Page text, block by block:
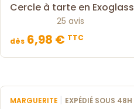
Cercle à tarte en Exoglass
25 avis
dès 6,98 € TTC
MARGUERITE | EXPÉDIÉ SOUS 48H